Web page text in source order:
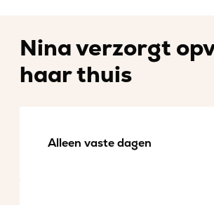
Nina verzorgt
haar thuis
Alleen vaste dagen